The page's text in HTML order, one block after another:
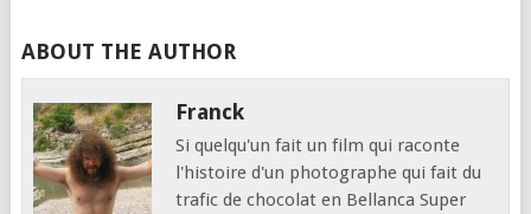
ABOUT THE AUTHOR
Franck
Si quelqu'un fait un film qui raconte
l'histoire d'un photographe qui fait du
trafic de chocolat en Bellanca Super